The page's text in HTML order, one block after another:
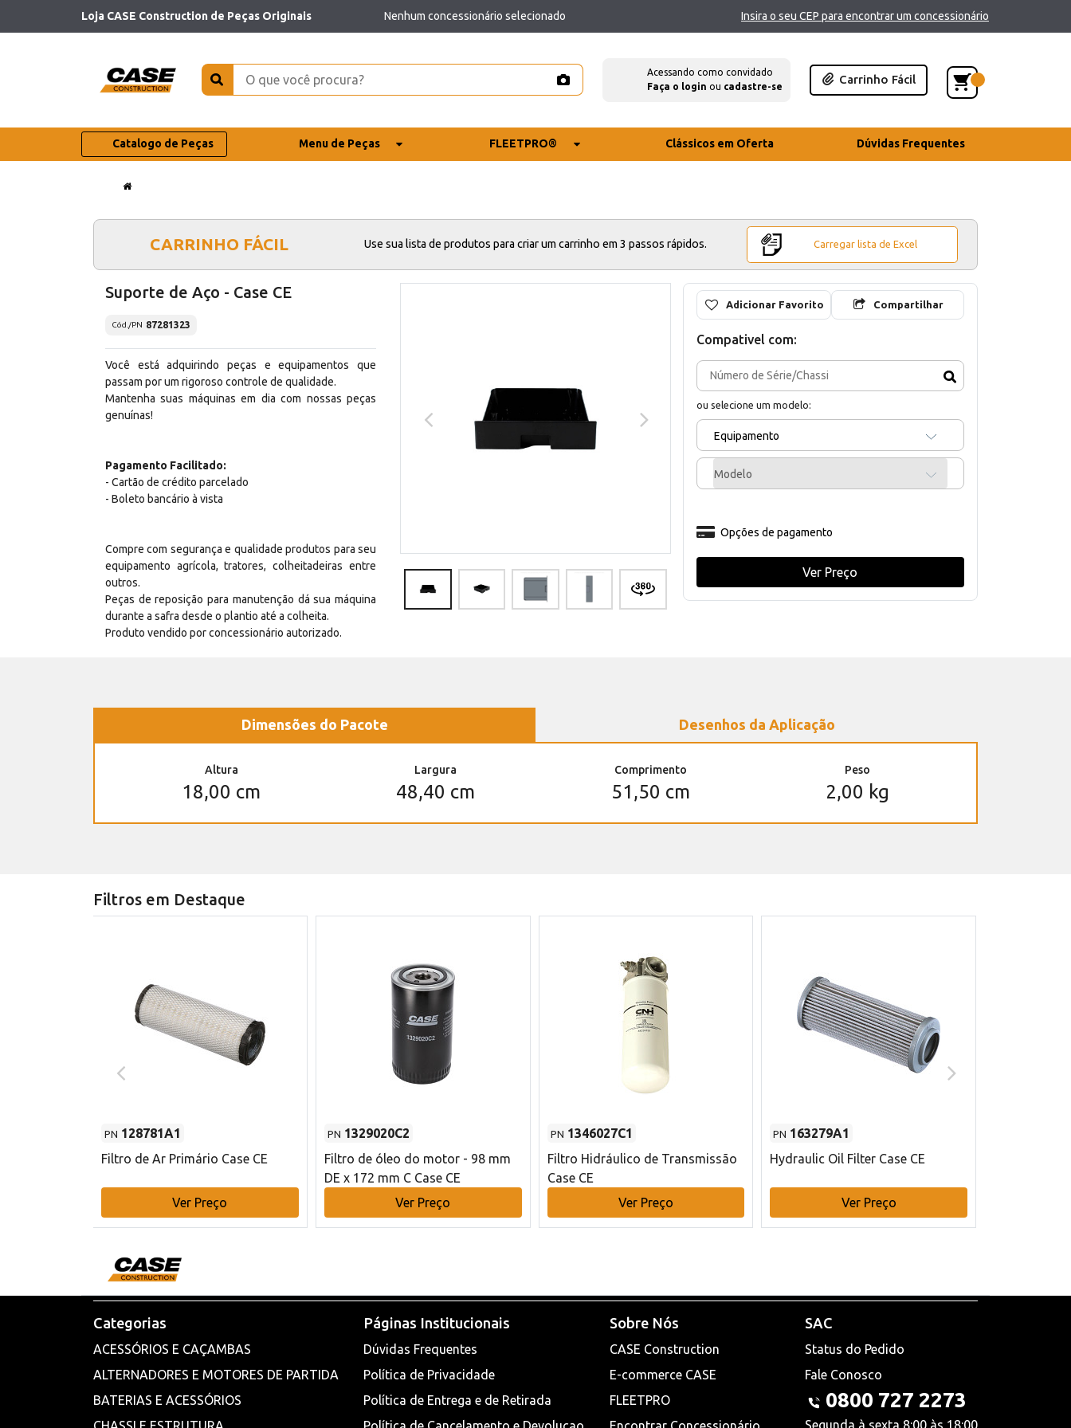
Loja CASE Construction de Peças Originais Nenhum concessionário selecionado Insira o seu CEP para encontrar um concessionário
Acessando como convidado
Faça o login ou cadastre-se
Carrinho Fácil
Catalogo de Peças Menu de Peças FLEETPRO® Clássicos em Oferta Dúvidas Frequentes
CARRINHO FÁCIL Use sua lista de produtos para criar um carrinho em 3 passos rápidos. Carregar lista de Excel
Suporte de Aço - Case CE
Cód./PN 87281323
Você está adquirindo peças e equipamentos que
passam por um rigoroso controle de qualidade.
Mantenha suas máquinas em dia com nossas peças
genuínas!
Pagamento Facilitado:
- Cartão de crédito parcelado
- Boleto bancário à vista
Compre com segurança e qualidade produtos para seu
equipamento agrícola, tratores, colheitadeiras entre
outros.
Peças de reposição para manutenção dá sua máquina
durante a safra desde o plantio até a colheita.
Produto vendido por concessionário autorizado.
Adicionar Favorito Compartilhar
Compativel com:
ou selecione um modelo:
Equipamento
Modelo
Opções de pagamento
Ver Preço
Dimensões do Pacote Desenhos da Aplicação
Altura
18,00 cm
Largura
48,40 cm
Comprimento
51,50 cm
Peso
2,00 kg
Filtros em Destaque
PN 128781A1
Filtro de Ar Primário Case CE
Ver Preço
PN 1329020C2
Filtro de óleo do motor - 98 mm
DE x 172 mm C Case CE
Ver Preço
PN 1346027C1
Filtro Hidráulico de Transmissão
Case CE
Ver Preço
PN 163279A1
Hydraulic Oil Filter Case CE
Ver Preço
Categorias
ACESSÓRIOS E CAÇAMBAS
ALTERNADORES E MOTORES DE PARTIDA
BATERIAS E ACESSÓRIOS
Páginas Institucionais
Dúvidas Frequentes
Política de Privacidade
Política de Entrega e de Retirada
Sobre Nós
CASE Construction
E-commerce CASE
FLEETPRO
SAC
Status do Pedido
Fale Conosco
0800 727 2273
Segunda à sexta 8:00 às 18:00